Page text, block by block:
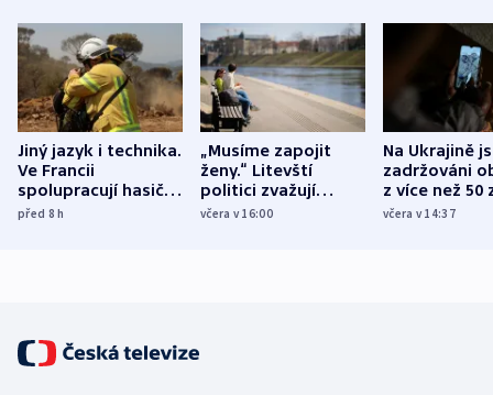
Jiný jazyk i technika.
Ve Francii
spolupracují hasiči z
různých zemí
před 8h
„Musíme zapojit
ženy.“ Litevští
politici zvažují
dohodu o
včera v 16:00
Na Ukrajině
zadržováni
z více než 50
Bojovali na
včera v 14:37